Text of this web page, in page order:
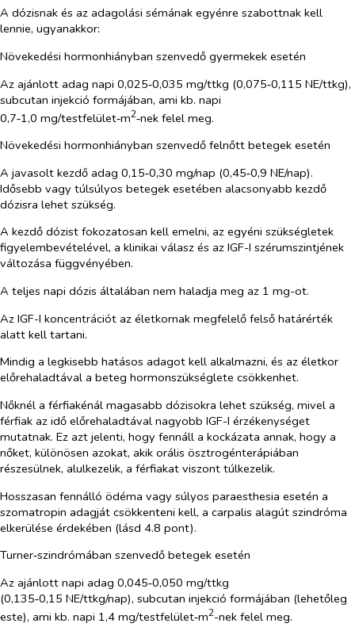
A dózisnak és az adagolási sémának egyénre szabottnak kell
lennie, ugyanakkor:
Növekedési hormonhiányban szenvedő gyermekek esetén
Az ajánlott adag napi 0,025‑0,035 mg/ttkg (0,075‑0,115 NE/ttkg),
subcutan injekció formájában, ami kb. napi
0,7‑1,0 mg/testfelület‑m2‑nek felel meg.
Növekedési hormonhiányban szenvedő felnőtt betegek esetén
A javasolt kezdő adag 0,15‑0,30 mg/nap (0,45‑0,9 NE/nap).
Idősebb vagy túlsúlyos betegek esetében alacsonyabb kezdő
dózisra lehet szükség.
A kezdő dózist fokozatosan kell emelni, az egyéni szükségletek
figyelembevételével, a klinikai válasz és az IGF-I szérumszintjének
változása függvényében.
A teljes napi dózis általában nem haladja meg az 1 mg-ot.
Az IGF-I koncentrációt az életkornak megfelelő felső határérték
alatt kell tartani.
Mindig a legkisebb hatásos adagot kell alkalmazni, és az életkor
előrehaladtával a beteg hormonszükséglete csökkenhet.
Nőknél a férfiakénál magasabb dózisokra lehet szükség, mivel a
férfiak az idő előrehaladtával nagyobb IGF-I érzékenységet
mutatnak. Ez azt jelenti, hogy fennáll a kockázata annak, hogy a
nőket, különösen azokat, akik orális ösztrogénterápiában
részesülnek, alulkezelik, a férfiakat viszont túlkezelik.
Hosszasan fennálló ödéma vagy súlyos paraesthesia esetén a
szomatropin adagját csökkenteni kell, a carpalis alagút szindróma
elkerülése érdekében (lásd 4.8 pont).
Turner‑szindrómában szenvedő betegek esetén
Az ajánlott napi adag 0,045‑0,050 mg/ttkg
(0,135‑0,15 NE/ttkg/nap), subcutan injekció formájában (lehetőleg
este), ami kb. napi 1,4 mg/testfelület‑m2-nek felel meg.